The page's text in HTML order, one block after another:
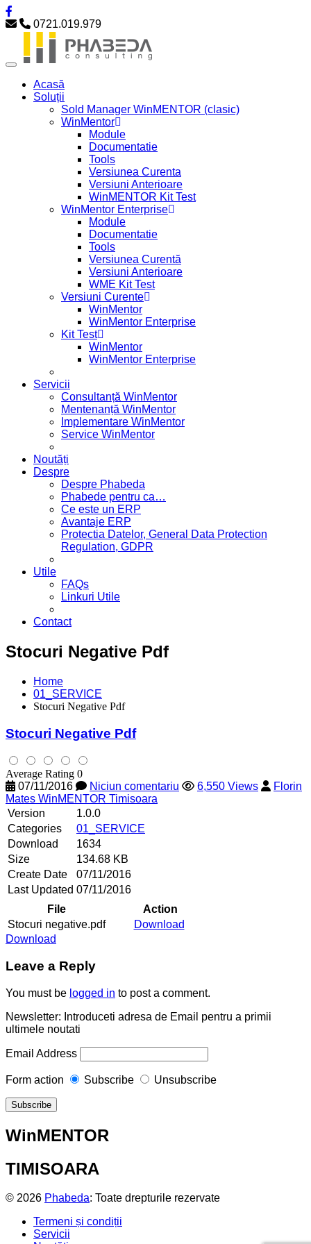
0721.019.979
Acasă
Soluții
Sold Manager WinMENTOR (clasic)
WinMentor
Module
Documentatie
Tools
Versiunea Curenta
Versiuni Anterioare
WinMENTOR Kit Test
WinMentor Enterprise
Module
Documentatie
Tools
Versiunea Curentă
Versiuni Anterioare
WME Kit Test
Versiuni Curente
WinMentor
WinMentor Enterprise
Kit Test
WinMentor
WinMentor Enterprise
Servicii
Consultanță WinMentor
Mentenanță WinMentor
Implementare WinMentor
Service WinMentor
Noutăți
Despre
Despre Phabeda
Phabede pentru ca…
Ce este un ERP
Avantaje ERP
Protectia Datelor, General Data Protection
Regulation, GDPR
Utile
FAQs
Linkuri Utile
Contact
Stocuri Negative Pdf
Home
01_SERVICE
Stocuri Negative Pdf
Stocuri Negative Pdf
Average Rating 0
07/11/2016
Niciun comentariu 6,550 Views
Florin
Mates WinMENTOR Timisoara
Version
1.0.0
Categories
01_SERVICE
Download
1634
Size
134.68 KB
Create Date
07/11/2016
Last Updated 07/11/2016
File
Action
Stocuri negative.pdf
Download
Download
Leave a Reply
You must be logged in to post a comment.
Newsletter: Introduceti adresa de Email pentru a primii
ultimele noutati
Email Address
Form action Subscribe Unsubscribe
WinMENTOR
TIMISOARA
© 2026 Phabeda: Toate drepturile rezervate
Termeni și condiții
Servicii